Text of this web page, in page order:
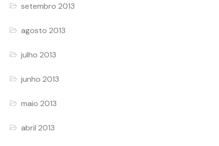
setembro 2013
agosto 2013
julho 2013
junho 2013
maio 2013
abril 2013